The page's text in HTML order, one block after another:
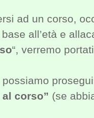
ad un corso,
all’età e
“, verremo
corso” (se